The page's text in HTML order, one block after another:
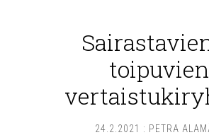
toipuvien
24.2.2021 : PETRA